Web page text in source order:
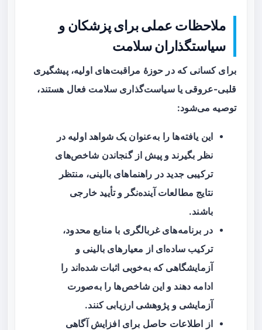
ملاحظات عملی برای پزشکان و
سیاستگذاران سلامت
برای کسانی که در حوزهٔ مراقبت‌های اولیه، پیشگیری
قلبی-عروقی یا سیاست‌گذاری سلامت فعال هستند،
توصیه می‌شود:
این یافته‌ها را به‌عنوان یک شواهد اولیه در
نظر بگیرند و پیش از گنجاندن شاخص‌های
ترکیبی جدید در راهنماهای بالینی، منتظر
نتایج مطالعات آینده‌نگر و تأیید خارجی
باشند.
در برنامه‌های غربالگری با منابع محدود،
ترکیب ساده‌ای از معیارهای بالینی و
آزمایشگاهی که به‌خوبی اثبات شده‌اند را
ادامه دهند و این شاخص‌ها را به‌صورت
آزمایشی و پژوهشی ارزیابی کنند.
از اطلاعات حاصل برای افزایش آگاهی